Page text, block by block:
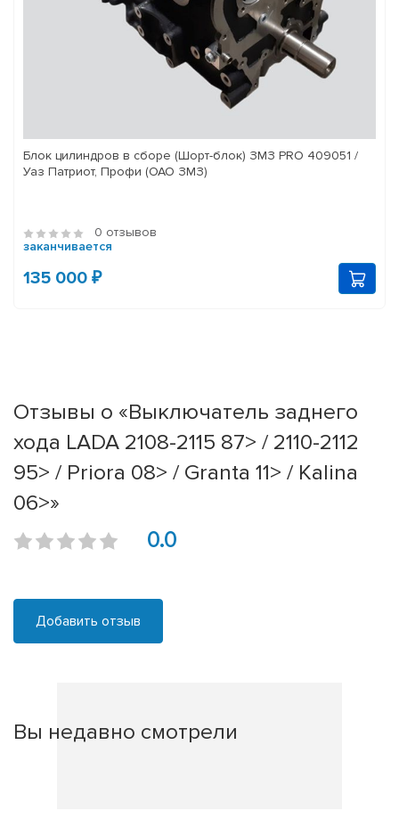
Блок цилиндров в сборе (Шорт-блок) ЗМЗ PRO 409051 /
Уаз Патриот, Профи (ОАО ЗМЗ)
0 отзывов
заканчивается
135 000 ₽
Отзывы о «Выключатель заднего
хода LADA 2108-2115 87> / 2110-2112
95> / Priora 08> / Granta 11> / Kalina
06>»
0.0
Добавить отзыв
Вы недавно смотрели